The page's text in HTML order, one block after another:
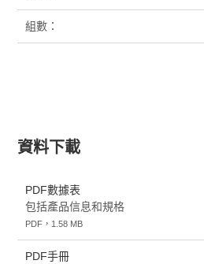
組數：
資料下載
PDF數據表
包括產品信息和規格
PDF，1.58 MB
PDF手冊